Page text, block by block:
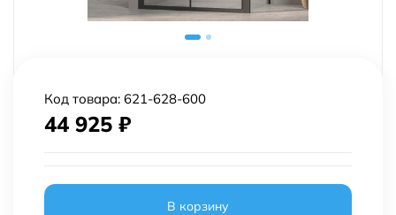
Код товара: 621-628-600
44 925 ₽
В корзину